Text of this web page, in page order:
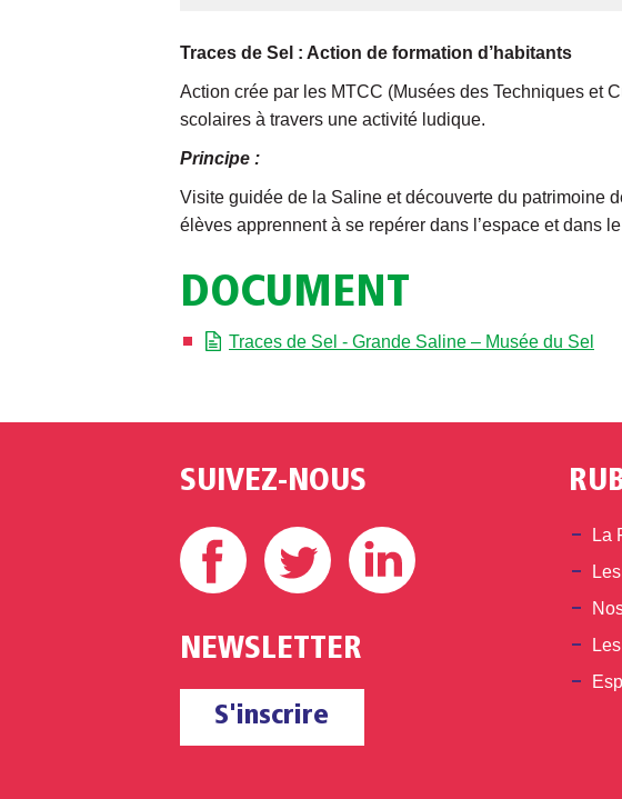
Traces de Sel : Action de formation d’habitants
Action crée par les MTCC (Musées des Techniques et
scolaires à travers une activité ludique.
Principe :
Visite guidée de la Saline et découverte du patrimoine
élèves apprennent à se repérer dans l’espace et dans
DOCUMENT
Traces de Sel - Grande Saline – Musée du Sel
SUIVEZ-NOUS
Facebook Twitter
NEWSLETTER
S'inscrire
La